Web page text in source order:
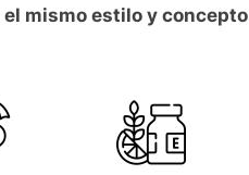
el mismo estilo y concepto